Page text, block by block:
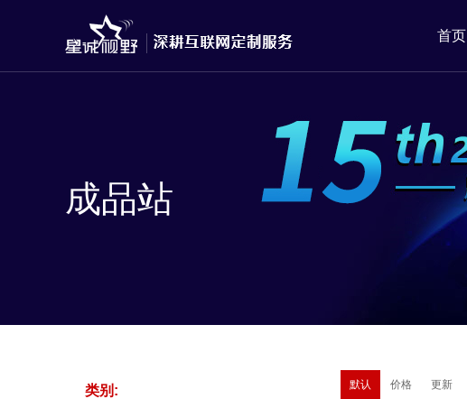
首页
成品站
类别: 默认 价格 更新